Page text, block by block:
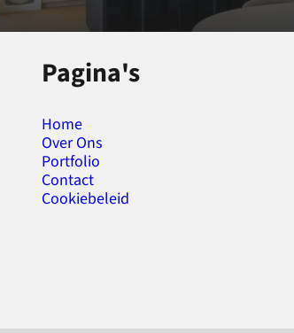
Pagina's
Home
Over Ons
Portfolio
Contact
Cookiebeleid